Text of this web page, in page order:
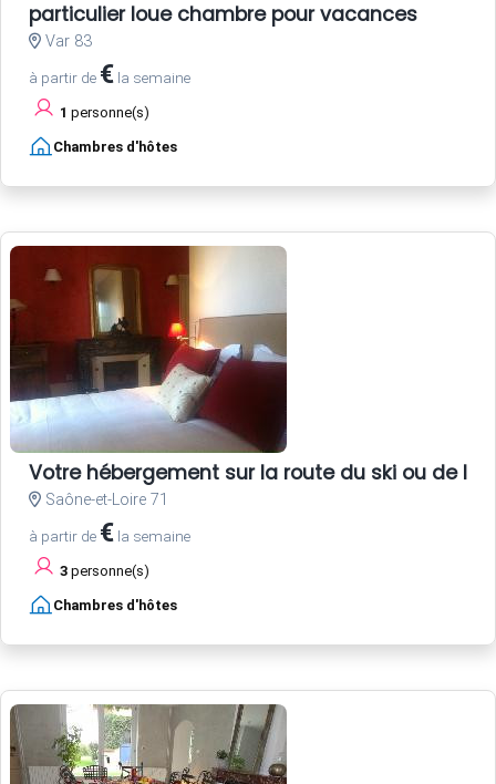
particulier loue chambre pour vacances
Var 83
à partir de € la semaine
1 personne(s)
Chambres d'hôtes
Votre hébergement sur la route du ski ou de la
Saône-et-Loire 71
à partir de € la semaine
3 personne(s)
Chambres d'hôtes